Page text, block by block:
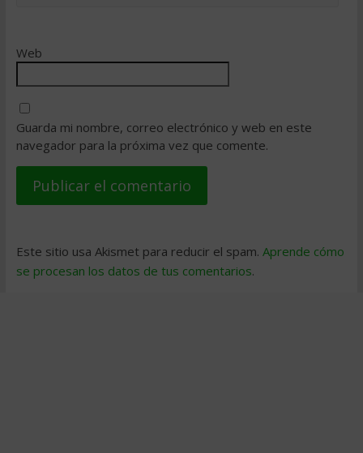
Web
Guarda mi nombre, correo electrónico y web en este
navegador para la próxima vez que comente.
Este sitio usa Akismet para reducir el spam. Aprende cómo
se procesan los datos de tus comentarios.